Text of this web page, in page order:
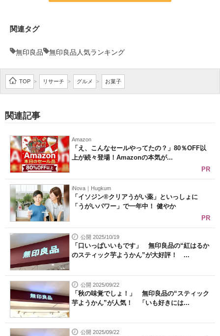
関連タグ
無印良品 無印良品人気ランキング
TOP > リサーチ > グルメ > お菓子
関連記事
Amazon
「え、こんなセールやってたの？」80％OFF以
上が続々登場！Amazonの本気が...
PR
iNova｜Hugkum
「イソジン®クリアうがい薬」といっしょに
「うがいパワー」で一年中！ 健やか
PR
公開 2025/10/19
「口いっぱいいもです」 無印良品の“紅はるか
のスティック芋ようかん”が大好評！ ...
公開 2025/09/22
「秋の味覚でしょ！」 無印良品の“スティック
芋ようかん”が人気！ 「いも好きには...
公開 2025/09/22